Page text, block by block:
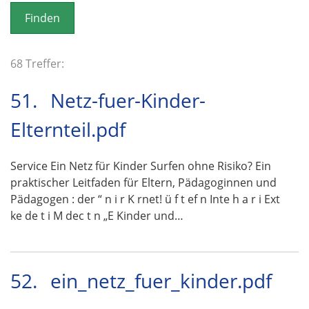
o
n
68 Treffer:
51. Netz-fuer-Kinder-
Elternteil.pdf
Service Ein Netz für Kinder Surfen ohne Risiko? Ein
praktischer Leitfaden für Eltern, Pädagoginnen und
Pädagogen : der “ n i r K rnet! ü f t ef n Inte h a r i Ext
ke de t i M dec t n „E Kinder und…
52. ein_netz_fuer_kinder.pdf